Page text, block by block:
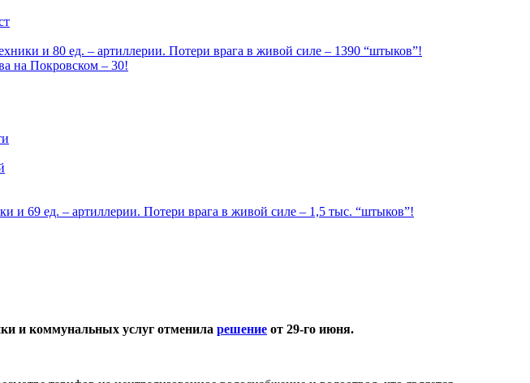
и 80 ед. – артиллерии. Потери врага в живой силе – 1390 “штыков”!
на Покровском – 30!
69 ед. – артиллерии. Потери врага в живой силе – 1,5 тыс. “штыков”!
и коммунальных услуг отменила решение от 29-го июня.